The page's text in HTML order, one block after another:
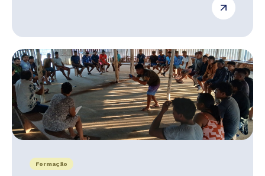
Formação